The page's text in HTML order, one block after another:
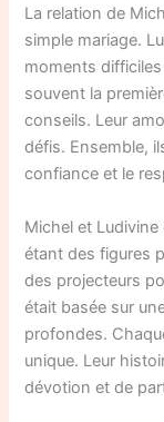
La relation de
simple mariage.
moments
souvent la
conseils. Leur
défis. Ensemble,
confiance et le
Michel et
étant des figures
des projecteurs
était basée sur
profondes.
unique. Leur
dévotion et de